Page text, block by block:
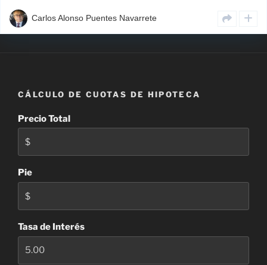
Carlos Alonso Puentes Navarrete
CÁLCULO DE CUOTAS DE HIPOTECA
Precio Total
Pie
Tasa de Interés